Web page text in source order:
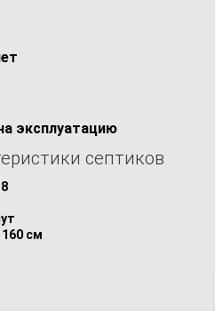
эксплуатацию
септиков
8
160 см